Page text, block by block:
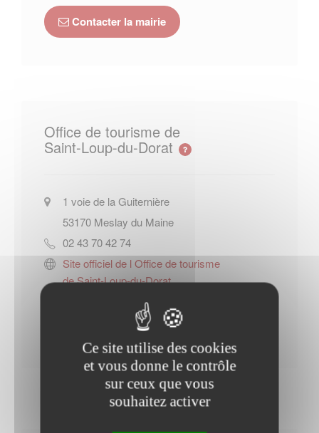
Contacter la mairie
Office de tourisme de
Saint-Loup-du-Dorat
1 voie de la Guiternière
53170 Meslay du Maine
02 43 70 42 74
Site officiel de l Office de tourisme
de Saint-Loup-du-Dorat
Contacter l'office de tourisme
Ce site utilise des cookies
et vous donne le contrôle
sur ceux que vous
souhaitez activer